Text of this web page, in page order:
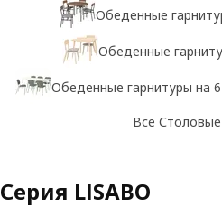
Обеденные
Обеденные
Обеденные гарнитуры на
Все
Серия LISABO